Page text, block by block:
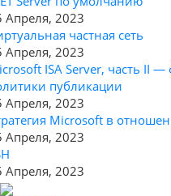
Апреля, 2023
частная сеть
Апреля, 2023
ISA Server, часть II
публикации
Апреля, 2023
Microsoft в
Апреля, 2023
Апреля, 2023